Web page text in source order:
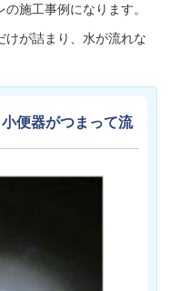
施工事例になります。
けが詰まり、水が流れな
便器がつまって流